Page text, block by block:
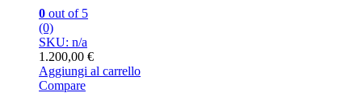
0 out of 5
(0)
SKU: n/a
1.200,00 €
Aggiungi al carrello
Compare